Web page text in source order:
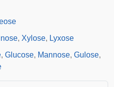
, Xylose, Lyxose
, Glucose, Mannose, Gulose,